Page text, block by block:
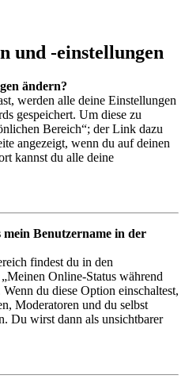
und -einstellungen
ändern?
werden alle deine Einstellungen
gespeichert. Um diese zu
Bereich“; der Link dazu
angezeigt, wenn du auf deinen
kannst du alle deine
Benutzername in der
findest du in den
Online-Status während
du diese Option einschaltest,
Moderatoren und du selbst
Du wirst dann als unsichtbarer